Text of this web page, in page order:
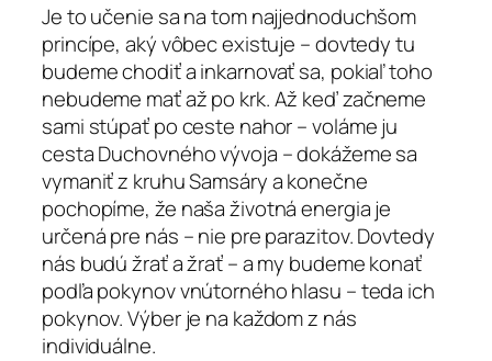
Je to učenie sa na tom najjednoduchšom
princípe, aký vôbec existuje – dovtedy tu
budeme chodiť a inkarnovať sa, pokiaľ toho
nebudeme mať až po krk. Až keď začneme
sami stúpať po ceste nahor – voláme ju
cesta Duchovného vývoja – dokážeme sa
vymaniť z kruhu Samsáry a konečne
pochopíme, že naša životná energia je
určená pre nás – nie pre parazitov. Dovtedy
nás budú žrať a žrať – a my budeme konať
podľa pokynov vnútorného hlasu – teda ich
pokynov. Výber je na každom z nás
individuálne.